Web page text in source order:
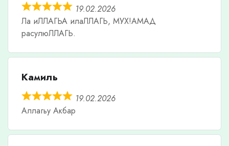
19.02.2026
Ла иЛЛАГЬА илаЛЛАГЬ, МУХ!АМАД
расулюЛЛАГЬ.
Камиль
19.02.2026
Аллагьу Акбар